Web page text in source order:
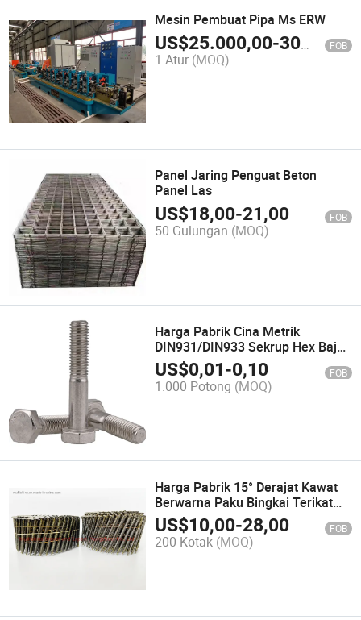
Mesin Pembuat Pipa Ms ERW
US$25.000,00-300.000,00 FOB
1 Atur (MOQ)
Panel Jaring Penguat Beton
Panel Las
US$18,00-21,00 FOB
50 Gulungan (MOQ)
Harga Pabrik Cina Metrik
DIN931/DIN933 Sekrup Hex Baja
Tahan Karat
US$0,01-0,10 FOB
1.000 Potong (MOQ)
Harga Pabrik 15° Derajat Kawat
Berwarna Paku Bingkai Terikat
Batang Sekrup Paku Baja
Galvanis Gulungan Paku Cincin
Palet Kayu Paku Gulungan Paku
US$10,00-28,00 FOB
200 Kotak (MOQ)